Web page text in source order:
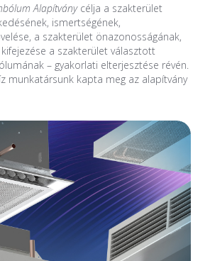
Alapítványcélja a szakterület
ismertségének,
a szakterület önazonosságának,
a szakterület választott
– gyakorlati elterjesztése révén.
munkatársunk kapta meg az alapítvány